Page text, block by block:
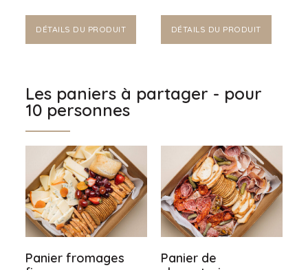
DÉTAILS DU PRODUIT DÉTAILS DU PRODUIT
Les paniers à partager - pour
10 personnes
Panier fromages
Panier de